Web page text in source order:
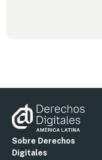
los entornos
Sobre Derechos
Digitales